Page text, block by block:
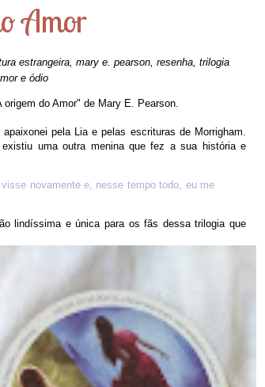
Amor
estrangeira, mary e. pearson, resenha, trilogia
e ódio
do Amor" de Mary E. Pearson.
pela Lia e pelas escrituras de Morrigham.
uma outra menina que fez a sua história e
novamente e, nesse tempo todo, eu me
lindíssima e única para os fãs dessa trilogia que